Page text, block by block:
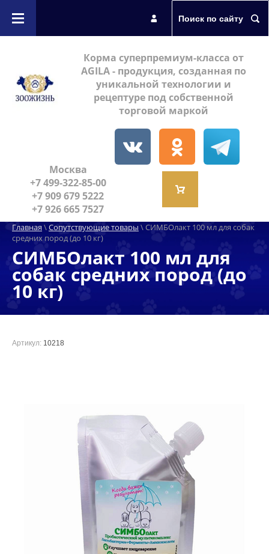
Корма для собак
Корма для кошек
Сопутствующие товары
Поиск по сайту
Корма суперпремиум-класса от
AGILA - продукция, созданная по
уникальной технологии и
рецептуре под собственной
торговой маркой
Москва
+7 499-322-85-00
+7 909 679 5222
+7 926 665 7527
Главная \Сопутствующие товары \ СИМБОлакт 100 мл для собак
средних пород (до 10 кг)
СИМБОлакт 100 мл для
собак средних пород (до
10 кг)
Артикул: 10218